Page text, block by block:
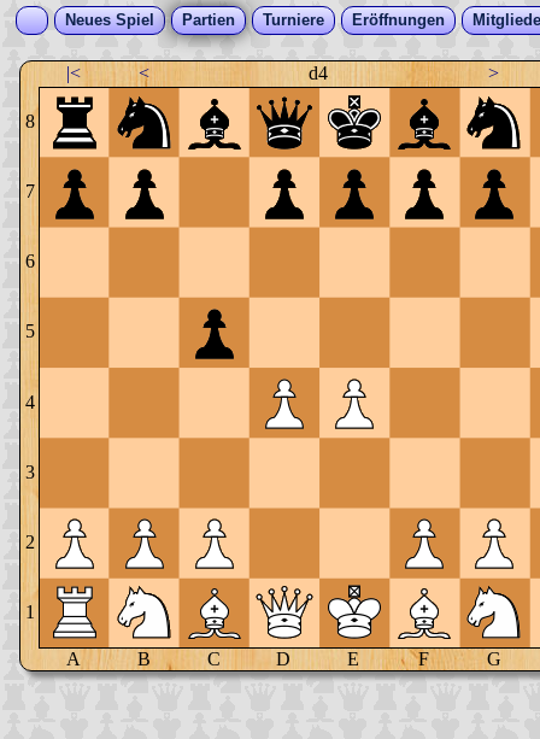
Neues Spiel Partien Turniere Eröffnungen
|< < d4 >
8
7
6
5
4
3
2
1
A B C D E F G